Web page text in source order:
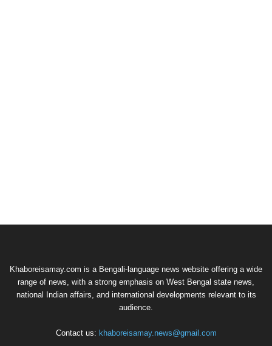
Khaboreisamay.com is a Bengali-language news website offering a wide
range of news, with a strong emphasis on West Bengal state news,
national Indian affairs, and international developments relevant to its
audience.
Contact us: khaboreisamay.news@gmail.com